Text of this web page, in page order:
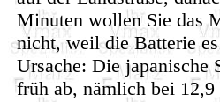
Minuten wollen Sie das
nicht, weil die Batterie
Ursache: Die japanische
früh ab, nämlich bei